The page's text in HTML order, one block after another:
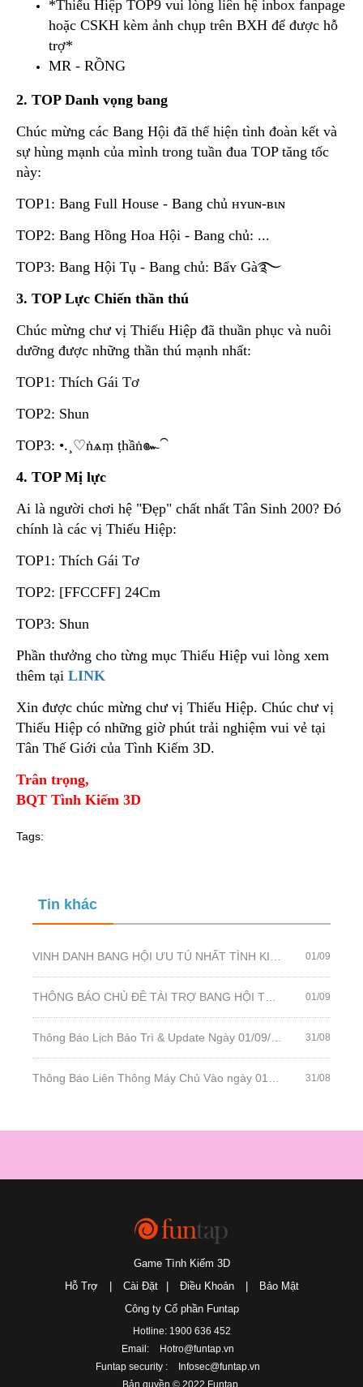
*Thiếu Hiệp TOP9 vui lòng liên hệ inbox fanpage
hoặc CSKH kèm ảnh chụp trên BXH để được hỗ
trợ*
MR - RỒNG
2. TOP Danh vọng bang
Chúc mừng các Bang Hội đã thể hiện tình đoàn kết và
sự hùng mạnh của mình trong tuần đua TOP tăng tốc
này:
TOP1: Bang Full House - Bang chủ нʏuɴ-ʙιɴ
TOP2: Bang Hồng Hoa Hội - Bang chủ: ...
TOP3: Bang Hội Tụ - Bang chủ: Bẩʏ Gà࿐
3. TOP Lực Chiến thần thú
Chúc mừng chư vị Thiếu Hiệp đã thuần phục và nuôi
dưỡng được những thần thú mạnh nhất:
TOP1: Thích Gái Tơ
TOP2: Shun
TOP3: •.¸♡ṅѧṃ ṭһầṅ๛⁀
4. TOP Mị lực
Ai là người chơi hệ "Đẹp" chất nhất Tân Sinh 200? Đó
chính là các vị Thiếu Hiệp:
TOP1: Thích Gái Tơ
TOP2: [FFCCFF] 24Cm
TOP3: Shun
Phần thưởng cho từng mục Thiếu Hiệp vui lòng xem
thêm tại LINK
Xin được chúc mừng chư vị Thiếu Hiệp. Chúc chư vị
Thiếu Hiệp có những giờ phút trải nghiệm vui vẻ tại
Tân Thế Giới của Tình Kiếm 3D.
Trân trọng,
BQT Tình Kiếm 3D
Tags:
Tin khác
01/09
01/09
31/08
31/08
Game Tình Kiếm 3D
Hỗ Trợ
Cài Đặt Điều Khoản
Bảo Mật
Công ty Cổ phần Funtap
Hotline: 1900 636 452
Email:
Hotro@funtap.vn
Funtap security :
Infosec@funtap.vn
Bản quyền © 2022 Funtap.